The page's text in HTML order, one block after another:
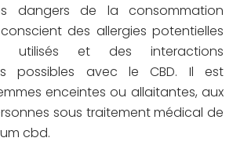
dangers de la consommation
des allergies potentielles
utilisés et des interactions
possibles avec le CBD. Il est
enceintes ou allaitantes, aux
sous traitement médical de
cbd.